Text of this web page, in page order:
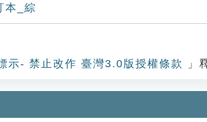
本_綜
示- 禁止改作 臺灣3.0版授權條款 」